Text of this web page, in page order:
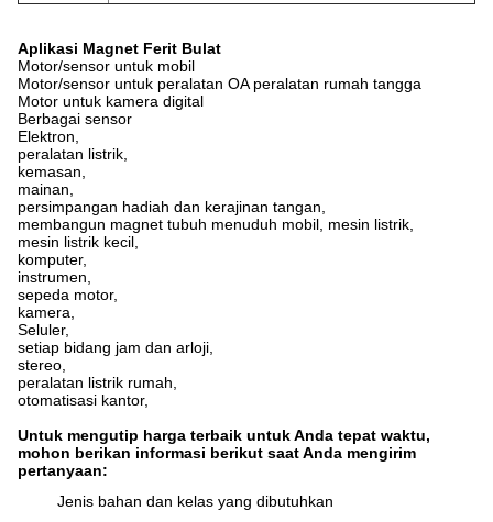
Aplikasi Magnet Ferit Bulat
Motor/sensor untuk mobil
Motor/sensor untuk peralatan OA peralatan rumah tangga
Motor untuk kamera digital
Berbagai sensor
Elektron,
peralatan listrik,
kemasan,
mainan,
persimpangan hadiah dan kerajinan tangan,
membangun magnet tubuh menuduh mobil, mesin listrik,
mesin listrik kecil,
komputer,
instrumen,
sepeda motor,
kamera,
Seluler,
setiap bidang jam dan arloji,
stereo,
peralatan listrik rumah,
otomatisasi kantor,
Untuk mengutip harga terbaik untuk Anda tepat waktu,
mohon berikan informasi berikut saat Anda mengirim
pertanyaan:
Jenis bahan dan kelas yang dibutuhkan